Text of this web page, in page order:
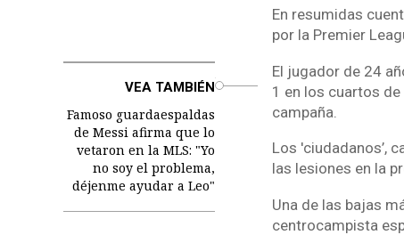
En resumidas
por la Premier
VEA TAMBIÉN
Famoso guardaespaldas
de Messi afirma que lo
vetaron en la MLS: "Yo
no soy el problema,
déjenme ayudar a Leo"
El jugador de 24
1 en los cuartos
campaña.
Los 'ciudadanos’,
las lesiones en la
Una de las bajas
centrocampista